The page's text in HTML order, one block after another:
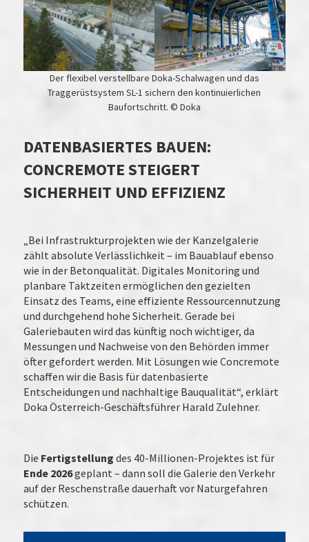
Der flexibel verstellbare Doka-Schalwagen und das
Traggerüstsystem SL-1 sichern den kontinuierlichen
Baufortschritt. © Doka
DATENBASIERTES BAUEN:
CONCREMOTE STEIGERT
SICHERHEIT UND EFFIZIENZ
„Bei Infrastrukturprojekten wie der Kanzelgalerie
zählt absolute Verlässlichkeit – im Bauablauf ebenso
wie in der Betonqualität. Digitales Monitoring und
planbare Taktzeiten ermöglichen den gezielten
Einsatz des Teams, eine effiziente Ressourcennutzung
und durchgehend hohe Sicherheit. Gerade bei
Galeriebauten wird das künftig noch wichtiger, da
Messungen und Nachweise von den Behörden immer
öfter gefordert werden. Mit Lösungen wie Concremote
schaffen wir die Basis für datenbasierte
Entscheidungen und nachhaltige Bauqualität“, erklärt
Doka Österreich-Geschäftsführer Harald Zulehner.
Die Fertigstellung des 40-Millionen-Projektes ist für
Ende 2026geplant – dann soll die Galerie den Verkehr
auf der Reschenstraße dauerhaft vor Naturgefahren
schützen.